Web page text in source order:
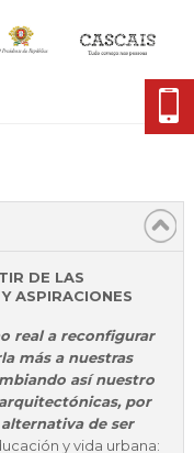
DE LAS
ASPIRACIONES
real a reconfigurar
más a nuestras
así nuestro
por
de ser
y vida urbana: